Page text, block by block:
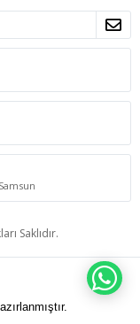
Saklıdır.